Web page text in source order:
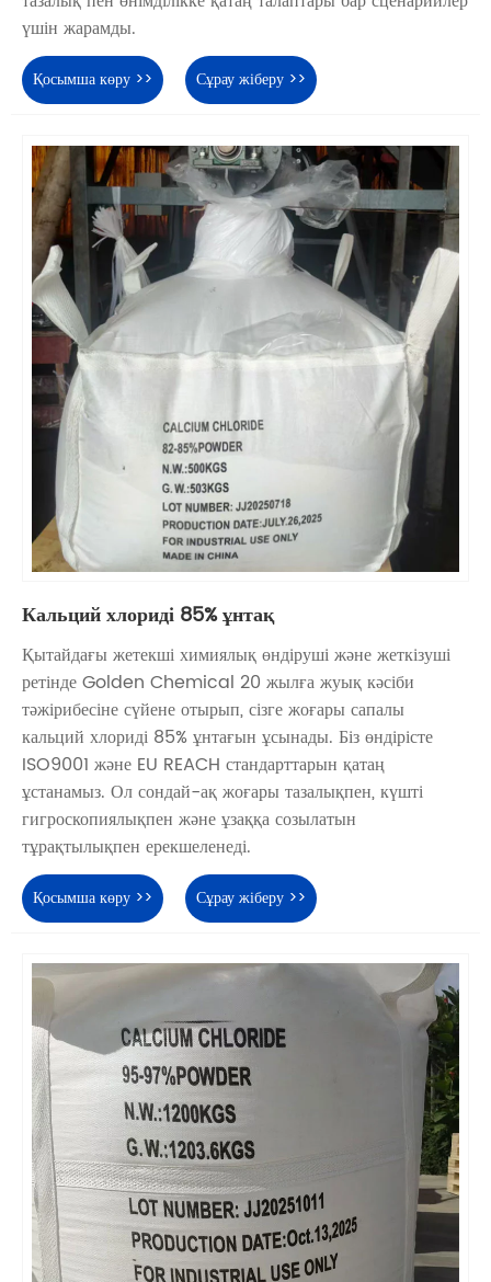
үшін жарамды.
Қосымша көру >> Сұрау жіберу >>
Кальций хлориді 85% ұнтақ
Қытайдағы жетекші химиялық өндіруші және жеткізуші
ретінде Golden Chemical 20 жылға жуық кәсіби
тәжірибесіне сүйене отырып, сізге жоғары сапалы
кальций хлориді 85% ұнтағын ұсынады. Біз өндірісте
ISO9001 және EU REACH стандарттарын қатаң
ұстанамыз. Ол сондай-ақ жоғары тазалықпен, күшті
гигроскопиялықпен және ұзаққа созылатын
тұрақтылықпен ерекшеленеді.
Қосымша көру >> Сұрау жіберу >>